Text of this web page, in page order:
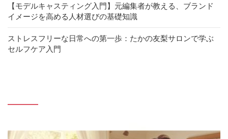
【モデルキャスティング入門】元編集者が教える、ブランド
イメージを高める人材選びの基礎知識
ストレスフリーな日常への第一歩：たかの友梨サロンで学ぶ
セルフケア入門